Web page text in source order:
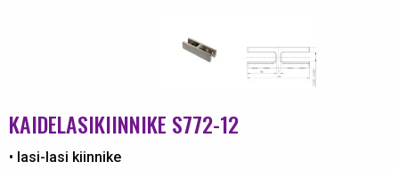
KAIDELASIKIINNIKE S772-12
• lasi-lasi kiinnike